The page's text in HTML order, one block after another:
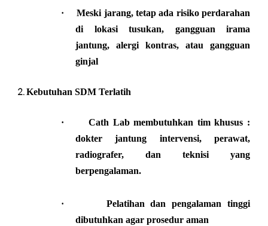
·
Meski jarang, tetap ada risiko perdarahan
di lokasi tusukan, gangguan irama
jantung, alergi kontras, atau gangguan
ginjal
Kebutuhan SDM Terlatih
·
Cath Lab membutuhkan tim khusus :
dokter jantung intervensi, perawat,
radiografer, dan teknisi yang
berpengalaman.
·
Pelatihan dan pengalaman tinggi
dibutuhkan agar prosedur aman